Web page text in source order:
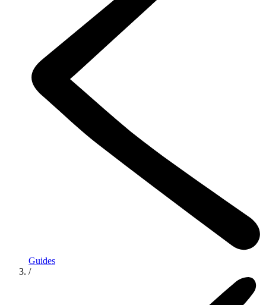
Guides
/